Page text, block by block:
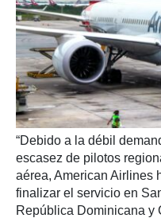
“Debido a la débil
escasez de pilotos
aérea, American Airlines
finalizar el servicio en
República Dominicana y